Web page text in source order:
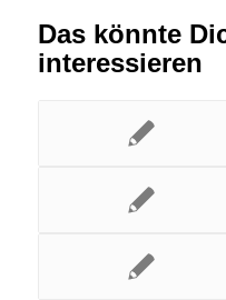
Das könnte
interessieren